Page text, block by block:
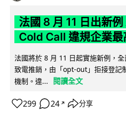
法國 8 月 11 日出新
Cold Call 違規企業
法國將於 8 月 11 日起實施新例，
致電推銷，由「opt-out」拒接登記
機制。違...
閱讀全文
299 24 ↗ 分享